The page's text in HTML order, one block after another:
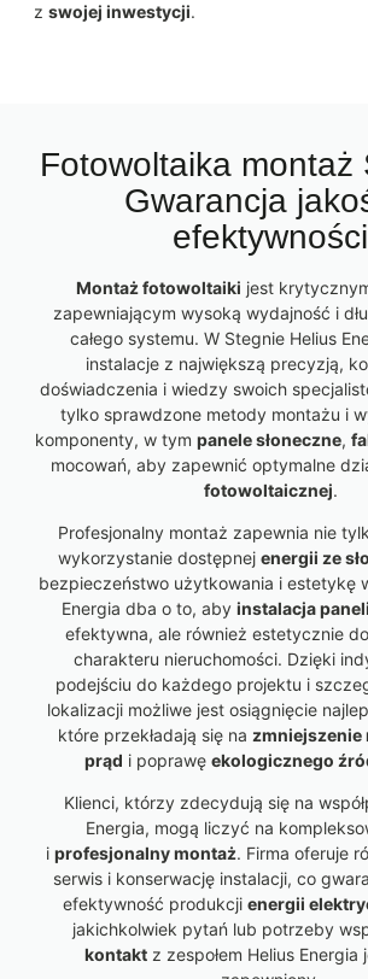
z swojej inwestycji.
Fotowoltaika montaż
Gwarancja
efektywności
Montaż fotowoltaiki jest
zapewniającym wysoką wydajność i
całego systemu. W Stegnie Helius
instalacje z największą precyzją,
doświadczenia i wiedzy swoich
tylko sprawdzone metody montażu i
komponenty, w tym panele słoneczne,
mocowań, aby zapewnić optymalne
fotowoltaicznej.
Profesjonalny montaż zapewnia nie
wykorzystanie dostępnej energii ze
bezpieczeństwo użytkowania i estetykę
Energia dba o to, aby instalacja paneli
efektywna, ale również estetycznie
charakteru nieruchomości. Dzięki
podejściu do każdego projektu i
lokalizacji możliwe jest osiągnięcie
które przekładają się na zmniejszenie
prąd i poprawę ekologicznego
Klienci, którzy zdecydują się na
Energia, mogą liczyć na
i profesjonalny montaż. Firma oferuje
serwis i konserwację instalacji, co
efektywność produkcji energii
jakichkolwiek pytań lub potrzeby
kontakt z zespołem Helius Energia